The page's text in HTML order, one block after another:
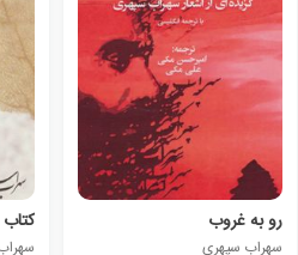
رو به غروب
سهراب سپهری